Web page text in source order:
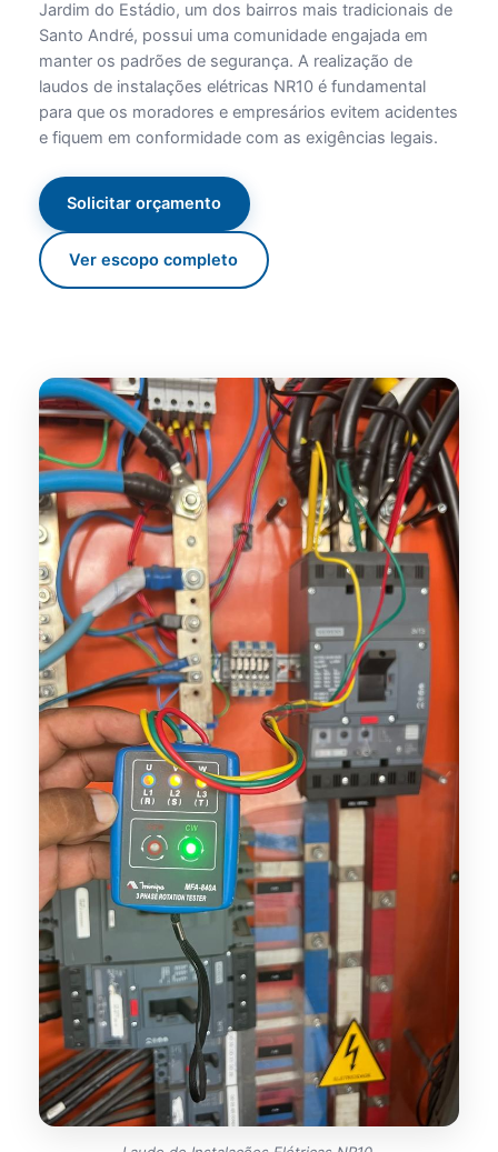
Jardim do Estádio, um dos bairros mais tradicionais de
Santo André, possui uma comunidade engajada em
manter os padrões de segurança. A realização de
laudos de instalações elétricas NR10 é fundamental
para que os moradores e empresários evitem acidentes
e fiquem em conformidade com as exigências legais.
Solicitar orçamento
Ver escopo completo